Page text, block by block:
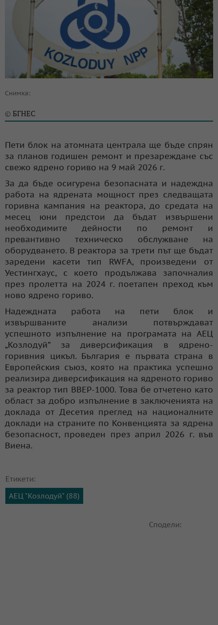
Снимка:
© БГНЕС
Пети блок на атомната централа ще бъде спрян
за планов годишен ремонт и презареждане със
свежо ядрено гориво на 9 май 2026 г.
За да бъде осигурена безопасната и надеждна
работа на ядрената мощност през следващата
горивна кампания на реактора, до средата на
месец юни предстои да бъдат извършени
необходимите дейности по ремонт и
превантивно техническо обслужване на
оборудването. В реактора за трети път ще бъдат
заредени касети тип RWFA, произведени от
Уестингхаус, с което продължава започналия
през пролетта на 2024 г. поетапен преход към
ново ядрено гориво.
Надеждната работа на пети блок и
извършваните анализи потвърждават
успешното изпълнение на програмата на АЕЦ
„Козлодуй” за диверсификация в ядрено-
горивния цикъл. България е първата страна в
Европейския съюз, която на практика успешно
реализира диверсификация на ядреното гориво
за реактор тип ВВЕР-1000. Това бе отчетено като
област за добро изпълнение в заключенията на
доклада от Десетия преглед на националните
доклади на страните по Конвенцията за ядрена
безопасност, проведен през април 2026 г. във
Виена.
Етикети:
АЕЦ "Козлодуй" (88)
Сподели: